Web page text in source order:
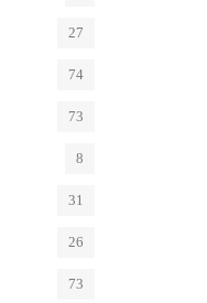
27
74
73
8
31
26
73